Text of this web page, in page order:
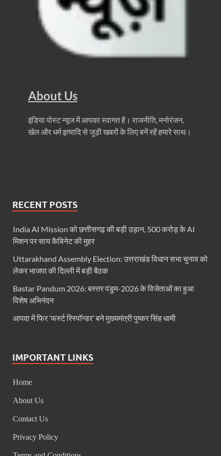
Haridwar Kumbh: हरिद्वार में होने वाले कुंभ को लेकर बोले
Air Fare Issue: इंडिगो संकट के बीच बढ़े हुए हवाई किराए
UP Detention Centre: यूपी में घुसपैठ हूं पर बड़ी कार्रवाई
Navneet Sehgal Resignation: प्रसार भारती के
Lok Sabha 5G Service: चित्तौडगढ़ सांसद सीपी जोशी ने
Khadi Mahotsava: खादी महोत्सव में 3.20 करोड़ की
VHP News: आतंक के सरगना बनने की होड लगी है मदनियों
Parliment Winter Session 2025: सर्वदलीय बैठक में
About Us
इंडिया पोस्ट न्यूज में आपका स्वागत है। राजनीति, मनोरंजन,
खेल और धर्म इत्यादि से जुड़ी खबरों के लिए बनें रहें हमारे साथ।
RECENT POSTS
India AI Mission को छत्तीसगढ़ की बड़ी उड़ान, 500 करोड़ के AI
मिशन पर साय कैबिनेट की मुहर
Uttarakhand Assembly Election: उत्तराखंड विधान सभा चुनाव को
लेकर भाजपा की दिल्ली में बड़ी बैठक
Bastar Pandum 2026: बस्तर पंडुम-2026 के विजेताओं का हुआ
विशेष अभिनंदन
आपदा में फिर ‘फर्स्ट रिस्पॉन्डर’ बने मुख्यमंत्री पुष्कर सिंह धामी
IMPORTANT LINKS
Home
About Us
Contact Us
Privacy Policy